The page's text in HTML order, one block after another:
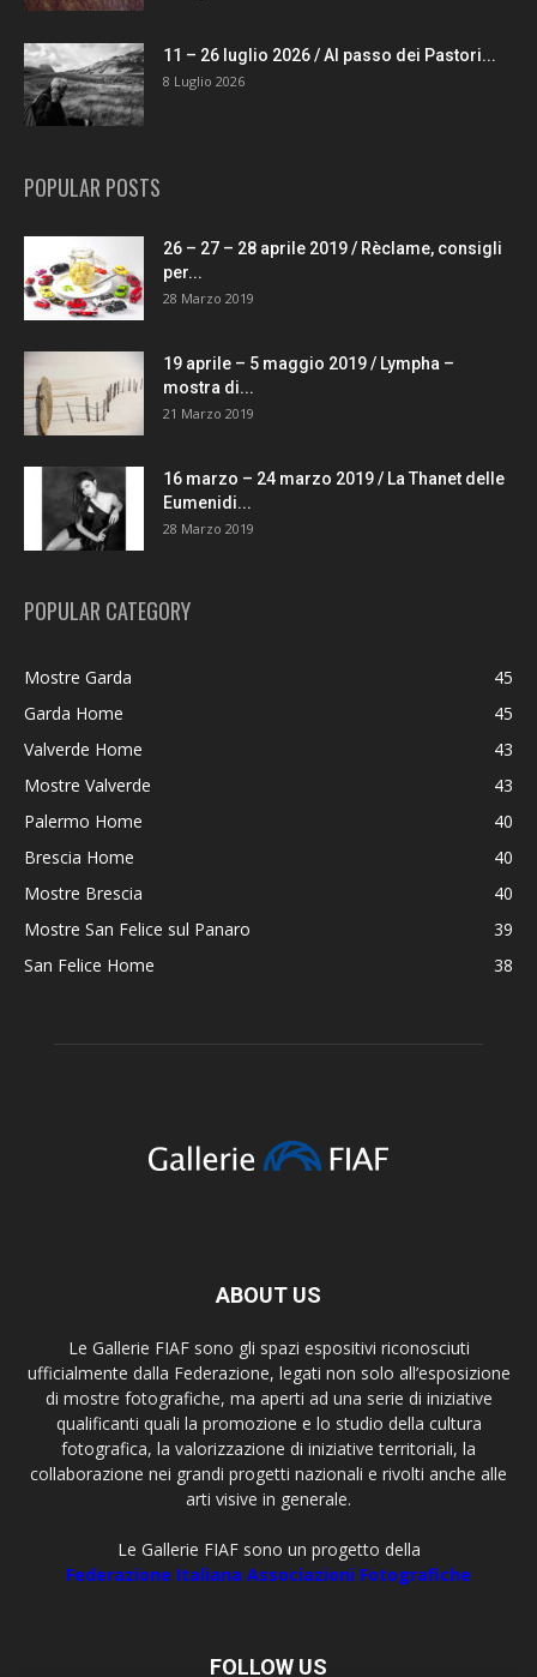
11 – 26 luglio 2026 / Al passo dei Pastori...
8 Luglio 2026
POPULAR POSTS
26 – 27 – 28 aprile 2019 / Rèclame, consigli
per...
28 Marzo 2019
19 aprile – 5 maggio 2019 / Lympha –
mostra di...
21 Marzo 2019
16 marzo – 24 marzo 2019 / La Thanet delle
Eumenidi...
28 Marzo 2019
POPULAR CATEGORY
Mostre Garda
45
Garda Home
45
Valverde Home
43
Mostre Valverde
43
Palermo Home
40
Brescia Home
40
Mostre Brescia
40
Mostre San Felice sul Panaro
39
San Felice Home
38
ABOUT US
Le Gallerie FIAF sono gli spazi espositivi riconosciuti
ufficialmente dalla Federazione, legati non solo all’esposizione
di mostre fotografiche, ma aperti ad una serie di iniziative
qualificanti quali la promozione e lo studio della cultura
fotografica, la valorizzazione di iniziative territoriali, la
collaborazione nei grandi progetti nazionali e rivolti anche alle
arti visive in generale.
Le Gallerie FIAF sono un progetto della
Federazione Italiana Associazioni Fotografiche
FOLLOW US